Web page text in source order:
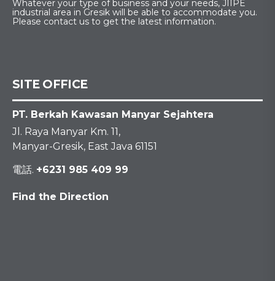
Whatever your type of business and your needs, JIIPE
industrial area in Gresik will be able to accommodate you.
Please contact us to get the latest information.
SITE OFFICE
PT. Berkah Kawasan Manyar Sejahtera
Jl. Raya Manyar Km. 11,
Manyar-Gresik, East Java 61151
電話. +6231 985 409 99
Find the Direction